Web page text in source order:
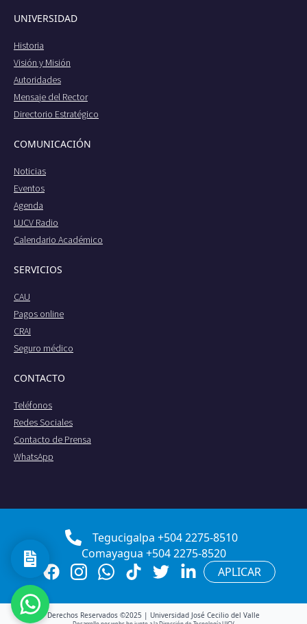
UNIVERSIDAD
Historia
Visión y Misión
Autoridades
Mensaje del Rector
Directorio Estratégico
COMUNICACIÓN
Noticias
Eventos
Agenda
UJCV Radio
Calendario Académico
SERVICIOS
CAU
Pagos online
CRAI
Seguro médico
CONTACTO
Teléfonos
Redes Sociales
Contacto de Prensa
WhatsApp
Tegucigalpa +504 2275-8510
Comayagua +504 2275-8520
APLICAR
Derechos Reservados ©2025 | Universidad José Cecilio del Valle